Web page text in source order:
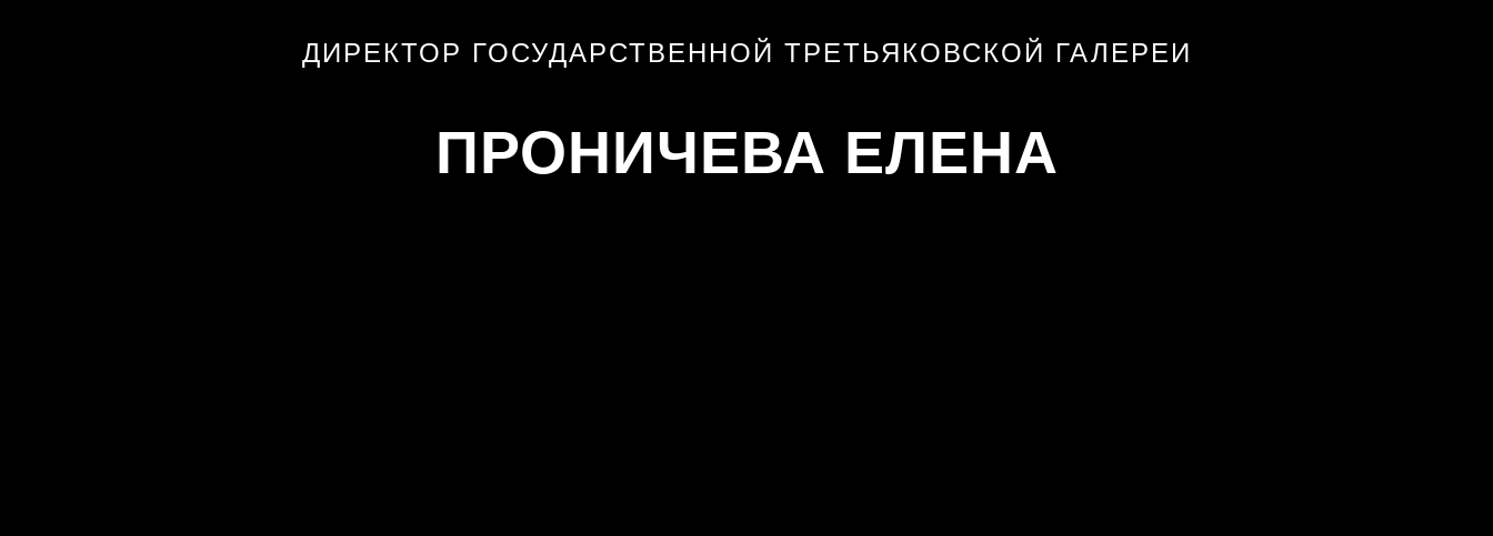
ДИРЕКТОР ГОСУДАРСТВЕННОЙ ТРЕТЬЯКОВСКОЙ ГАЛЕРЕИ
ПРОНИЧЕВА ЕЛЕНА